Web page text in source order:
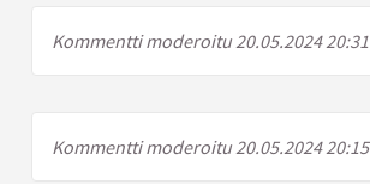
Kommentti moderoitu 20.05.2024 20:31
Kommentti moderoitu 20.05.2024 20:15